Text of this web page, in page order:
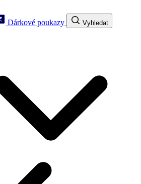
Dárkové poukazy Vyhledat